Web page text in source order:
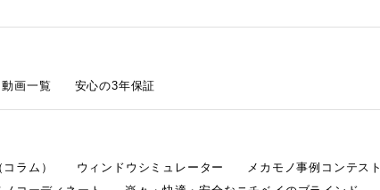
動画一覧 安心の3年保証
ラム） ウィンドウシミュレーター
メカモノ事例コンテスト